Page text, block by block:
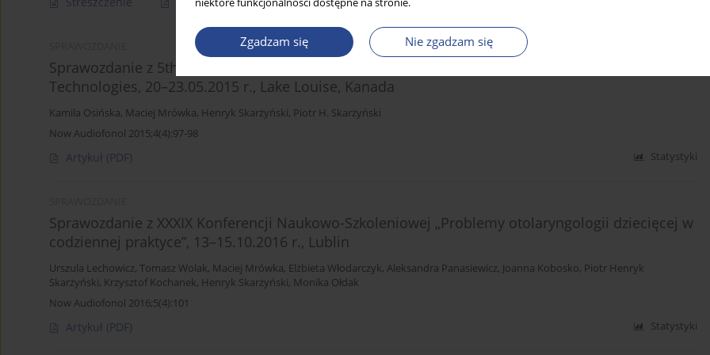
Zgadzam się Nie zgadzam się
Sprawozdanie z 5th International Congress on Bone Conduction Hearing and Related
Technologies, 20–23.05.2015 r., Lake Louise, Kanada
Kamila Osińska, Maciej Mrówka, Henryk Skarżyński, Piotr H. Skarżyński
Now Audiofonol 2015;4(4):97-98
Artykuł (PDF) Statystyki
Sprawozdanie z XXXIX Konferencji Naukowo-Szkoleniowej „Problemy otolaryngologii dziecięcej w
codziennej praktyce”, 13–15.10.2016 r., Lublin
Urszula Lechowicz, Tomasz Wolak, Maciej Mrówka, Elżbieta Włodarczyk, Aleksandra Panasiewicz, Joanna Kobosko, Piotr Henryk
Skarżyński, Krzysztof Kochanek, Henryk Skarżyński, Monika Ołdak
Now Audiofonol 2016;5(4):101
Artykuł (PDF) Statystyki